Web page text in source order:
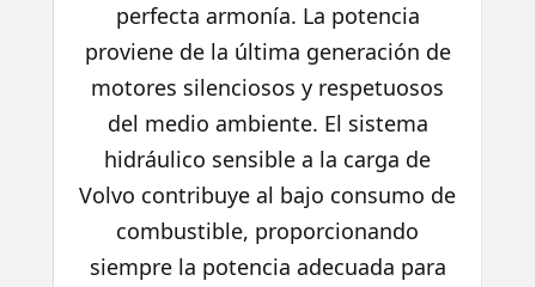
perfecta armonía. La potencia
proviene de la última generación de
motores silenciosos y respetuosos
del medio ambiente. El sistema
hidráulico sensible a la carga de
Volvo contribuye al bajo consumo de
combustible, proporcionando
siempre la potencia adecuada para